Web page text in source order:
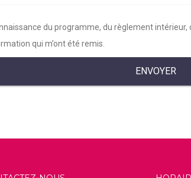
du programme, du règlement
qui m’ont été remis.
ENVOYER